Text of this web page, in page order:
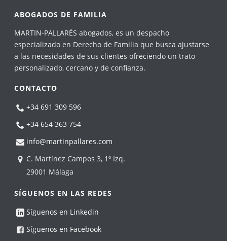
ABOGADOS DE FAMILIA
MARTIN-PALLARÉS abogados, es un despacho
especializado en Derecho de Familia que busca ajustarse
a las necesidades de sus clientes ofreciendo un trato
personalizado, cercano y de confianza.
CONTACTO
+34 691 309 596
+34 654 363 754
info@martinpallares.com
C. Martínez Campos 3, 1º Izq.
29001 Málaga
SÍGUENOS EN LAS REDES
Síguenos en Linkedin
Síguenos en Facebook